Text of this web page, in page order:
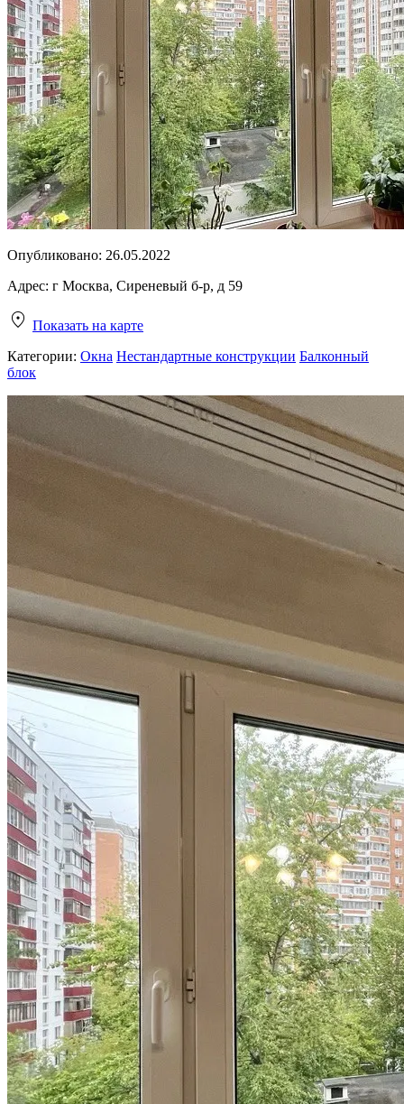
Опубликовано: 26.05.2022
Адрес: г Москва, Сиреневый б-р, д 59
Показать на карте
Категории: Окна Нестандартные конструкции Балконный
блок